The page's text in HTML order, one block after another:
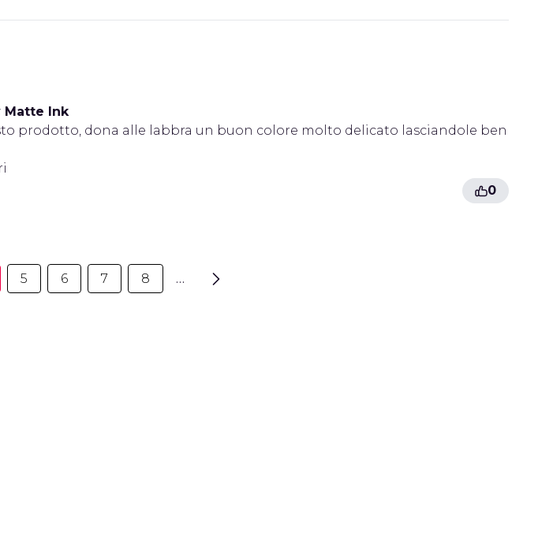
Matte Ink
prodotto, dona alle labbra un buon colore molto delicato lasciandole ben
0
5 6 7 8 …